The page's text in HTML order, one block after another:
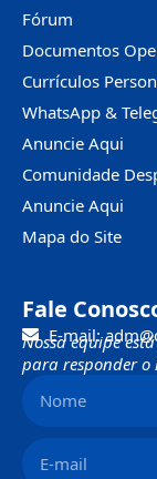
Fórum
Documentos
Currículos
WhatsApp &
Anuncie Aqui
Comunidade
Anuncie Aqui
Mapa do Site
Fale
E-mail:
Nossa equipe
para responder o